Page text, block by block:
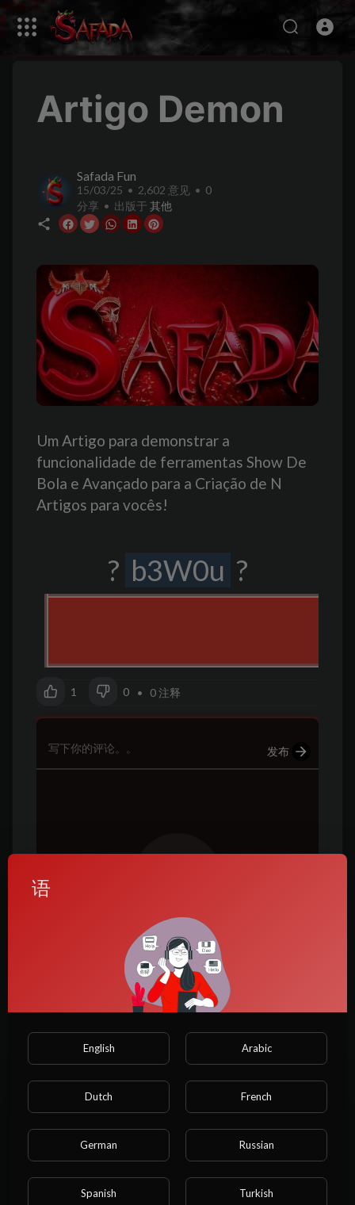
Artigo Demon
Safada Fun
15/03/25 • 2,602 意见 • 0
分享 • 出版于 其他
Um Artigo para demonstrar a
funcionalidade de ferramentas Show De
Bola e Avançado para a Criação de N
Artigos para vocês!
? b3W0u ?
1 0 • 0 注释
发布
没有找到评论
类别
Chéngshú Niánqīng
Liúlàng zhě LGBTQIA
语
English Arabic
Dutch French
German Russian
Spanish Turkish